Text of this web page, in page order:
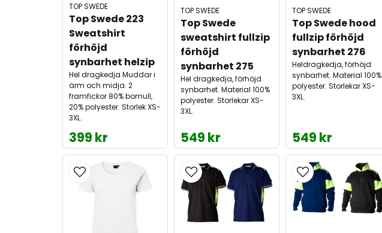
TOP SWEDE
Top Swede 223
Sweatshirt
förhöjd
synbarhet helzip
Hel dragkedja Muddar i
ärm och midja. 2
framfickor 80% bomull,
20% polyester. Storlek XS-
3XL.
399 kr
TOP SWEDE
Top Swede
sweatshirt fullzip
förhöjd
synbarhet 275
Hel dragkedja, förhöjd
synbarhet. Material 100%
polyester. Storlekar XS-
3XL.
549 kr
TOP SWEDE
Top Swede hood
fullzip förhöjd
synbarhet 276
Heldragkedja, förhöjd
synbarhet. Material 100%
polyester. Storlekar XS-
3XL.
549 kr